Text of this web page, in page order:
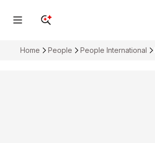
Home People People International